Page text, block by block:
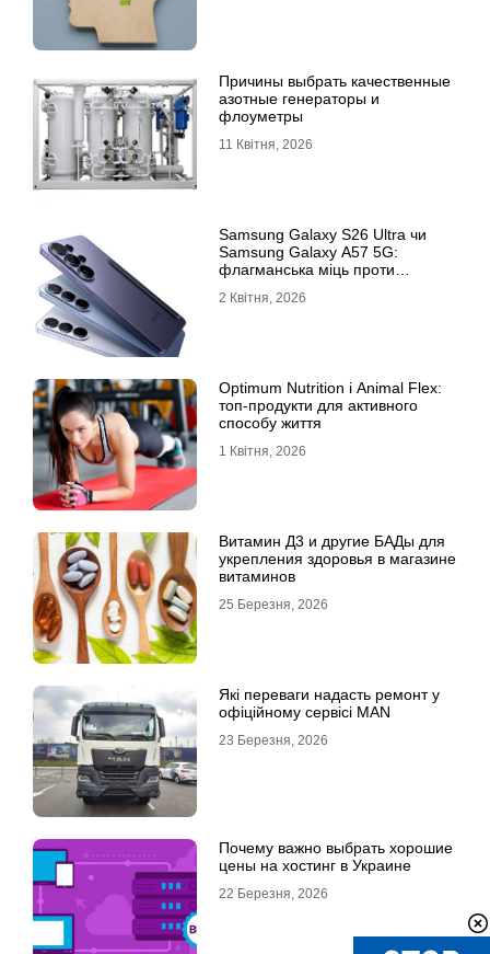
Причины выбрать качественные
азотные генераторы и
флоуметры
11 Квітня, 2026
Samsung Galaxy S26 Ultra чи
Samsung Galaxy A57 5G:
флагманська міць проти
2 Квітня, 2026
Optimum Nutrition і Animal Flex:
топ-продукти для активного
способу життя
1 Квітня, 2026
Витамин Д3 и другие БАДы для
укрепления здоровья в магазине
витаминов
25 Березня, 2026
Які переваги надасть ремонт у
офіційному сервісі MAN
23 Березня, 2026
Почему важно выбрать хорошие
цены на хостинг в Украине
22 Березня, 2026